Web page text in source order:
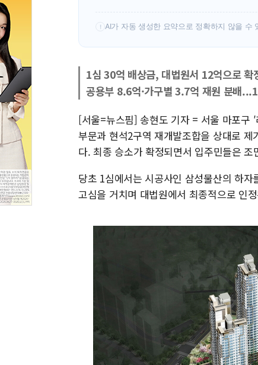
! AI가 자동 생성한 요약으로 정확하지 않을 수
1심 30억 배상금, 대법원서 12억으로
공용부 8.6억·가구별 3.7억 재원 분배
[서울=뉴스핌] 송현도 기자 = 서울 마포구
부문과 현석2구역 재개발조합을 상대로
다. 최종 승소가 확정되면서 입주민들은
당초 1심에서는 시공사인 삼성물산의 하
고심을 거치며 대법원에서 최종적으로 인